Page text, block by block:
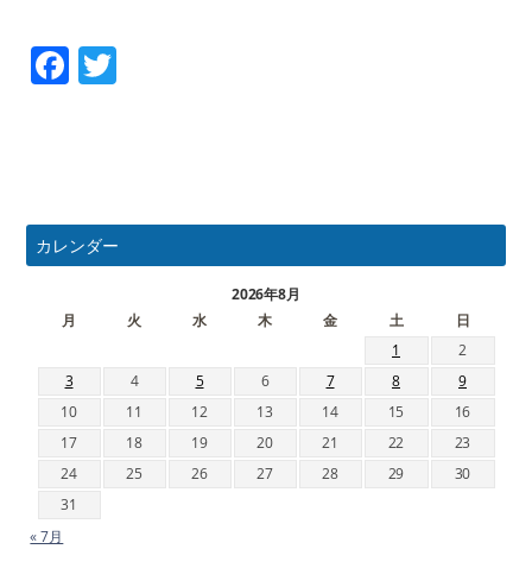
Facebook
カレンダー
2026年8月
月
火 水 木 金 土
日
1
2
3
4 5 6 7 8
9
10
11 12 13 14 15
16
17
18 19 20 21 22
23
24
25 26 27 28 29
30
31
« 7月